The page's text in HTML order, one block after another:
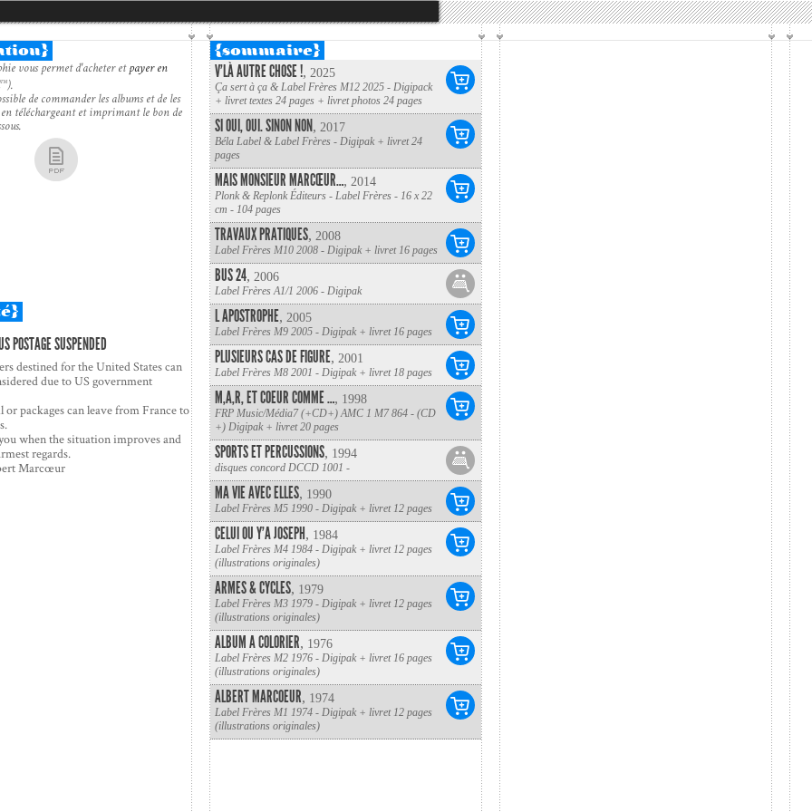
vous permet d'acheter etpayer en
™).
de commander les albums et de les
téléchargeant et imprimant le bon de
POSTAGE SUSPENDED
destined for the United States can
due to US government
or packages can leave from France to
when the situation improves and
regards.
Marcœur
{sommaire}
V'LÀ AUTRE CHOSE !, 2025
Ça sert à ça & Label Frères M12 2025 - Digipack
+ livret textes 24 pages + livret photos 24 pages
SI OUI, OUI. SINON NON, 2017
Béla Label & Label Frères - Digipak + livret 24
pages
MAIS MONSIEUR MARCŒUR…, 2014
Plonk & Replonk Éditeurs - Label Frères - 16 x 22
cm - 104 pages
TRAVAUX PRATIQUES, 2008
Label Frères M10 2008 - Digipak + livret 16 pages
BUS 24, 2006
Label Frères A1/1 2006 - Digipak
L APOSTROPHE, 2005
Label Frères M9 2005 - Digipak + livret 16 pages
PLUSIEURS CAS DE FIGURE, 2001
Label Frères M8 2001 - Digipak + livret 18 pages
M,A,R, ET COEUR COMME …, 1998
FRP Music/Média7 (+CD+) AMC 1 M7 864 - (CD
+) Digipak + livret 20 pages
SPORTS ET PERCUSSIONS, 1994
disques concord DCCD 1001 -
MA VIE AVEC ELLES, 1990
Label Frères M5 1990 - Digipak + livret 12 pages
CELUI OU Y’A JOSEPH, 1984
Label Frères M4 1984 - Digipak + livret 12 pages
(illustrations originales)
ARMES & CYCLES, 1979
Label Frères M3 1979 - Digipak + livret 12 pages
(illustrations originales)
ALBUM A COLORIER, 1976
Label Frères M2 1976 - Digipak + livret 16 pages
(illustrations originales)
ALBERT MARCOEUR, 1974
Label Frères M1 1974 - Digipak + livret 12 pages
(illustrations originales)